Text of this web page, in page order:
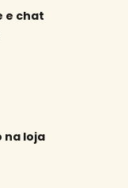
e chat
loja